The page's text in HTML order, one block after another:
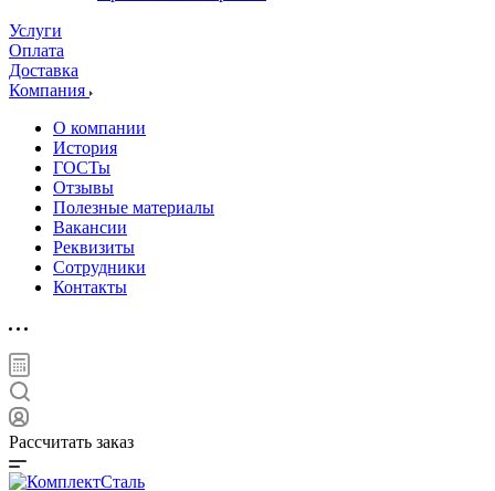
Услуги
Оплата
Доставка
Компания
О компании
История
ГОСТы
Отзывы
Полезные материалы
Вакансии
Реквизиты
Сотрудники
Контакты
Рассчитать заказ